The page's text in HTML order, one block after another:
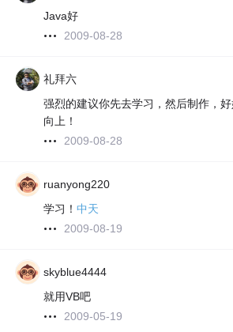
Java好
2009-08-28
礼拜六
强烈的建议你先去学习，然后制作，
向上！
2009-08-28
ruanyong220
学习！中天
2009-08-19
skyblue4444
就用VB吧
2009-05-19